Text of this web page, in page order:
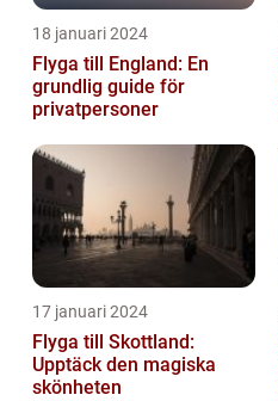
18 januari 2024
Flyga till England: En
grundlig guide för
privatpersoner
17 januari 2024
Flyga till Skottland:
Upptäck den magiska
skönheten